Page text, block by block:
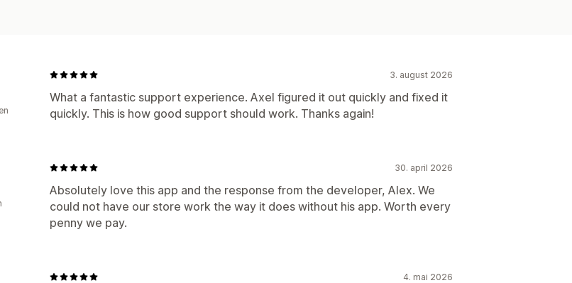
3. august 2026
What a fantastic support experience. Axel figured it out quickly and fixed it
quickly. This is how good support should work. Thanks again!
30. april 2026
Absolutely love this app and the response from the developer, Alex. We
could not have our store work the way it does without his app. Worth every
penny we pay.
4. mai 2026